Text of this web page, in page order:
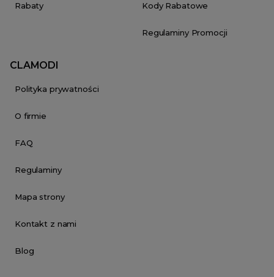
Rabaty Kody Rabatowe
Regulaminy Promocji
CLAMODI
Polityka prywatności
O firmie
FAQ
Regulaminy
Mapa strony
Kontakt z nami
Blog